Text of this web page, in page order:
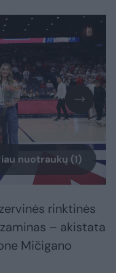
nuotraukų (1)
rinktinės
– akistata
Mičigano